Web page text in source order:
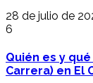
28 de julio de
6
Quién es y
Carrera) en El